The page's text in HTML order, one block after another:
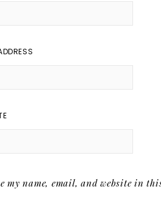
my name, email, and website in